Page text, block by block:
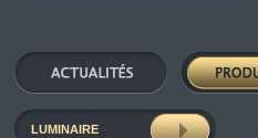
LUMINAIRE